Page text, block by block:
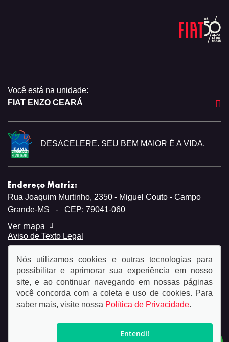
Você está na unidade:
FIAT ENZO CEARÁ
DESACELERE. SEU BEM MAIOR É A VIDA.
Endereço Matriz:
Rua Joaquim Murtinho, 2350 - Miguel Couto - Campo
Grande-MS
- CEP: 79041-060
Ver mapa
Aviso de Texto Legal
© Copyright 2026
privacidade.
Nós utilizamos cookies e outras tecnologias para
possibilitar e aprimorar sua experiência em nosso
site, e ao continuar navegando em nossas páginas
você concorda com a coleta e uso de cookies. Para
saber mais, visite nossa Política de Privacidade.
Entendi!